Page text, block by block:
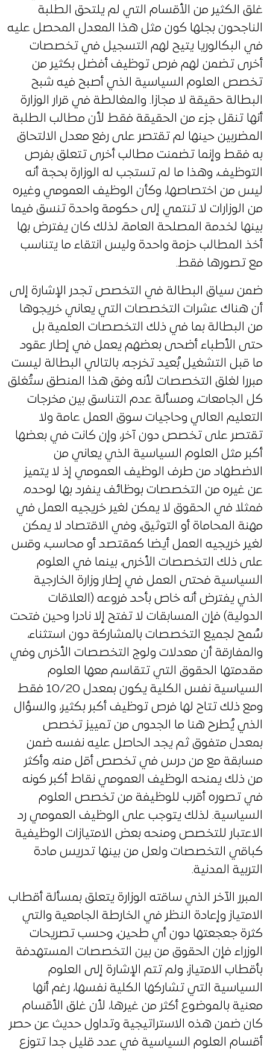
غلق الكثير من الأقسام التي لم يلتحق الطلبة
الناجحون بجلها كون مثل هذا المعدل المحصل عليه
في البكالوريا يتيح لهم التسجيل في تخصصات
أخرى تضمن لهم فرص توظيف أفضل بكثير من
تخصص العلوم السياسية الذي أصبح فيه شبح
البطالة حقيقة لا مجازا. والمغالطة في قرار الوزارة
أنها تنقل جزء من الحقيقة فقط لأن مطالب الطلبة
المضربين حينها لم تقتصر على رفع معدل الالتحاق
به فقط وإنما تضمنت مطالب أخرى تتعلق بفرص
التوظيف، وهذا ما لم تستجب له الوزارة بحجة أنه
ليس من اختصاصها، وكأن الوظيف العمومي وغيره
من الوزارات لا تنتمي إلى حكومة واحدة تنسق فيما
بينها لخدمة المصلحة العامة، لذلك كان يفترض بها
أخذ المطالب حزمة واحدة وليس انتقاء ما يتناسب
مع تصورها فقط.
ضمن سياق البطالة في التخصص تجدر الإشارة إلى
أن هناك عشرات التخصصات التي يعاني خريجوها
من البطالة بما في ذلك التخصصات العلمية بل
حتى الأطباء أضحى بعضهم يعمل في إطار عقود
ما قبل التشغيل بُعيد تخرجه، بالتالي البطالة ليست
مبررا لغلق التخصصات لأنه وفق هذا المنطق ستُغلق
كل الجامعات، ومسألة عدم التناسق بين مخرجات
التعليم العالي وحاجيات سوق العمل عامة ولا
تقتصر على تخصص دون آخر، وإن كانت في بعضها
أكبر مثل العلوم السياسية الذي يعاني من
الاضطهاد من طرف الوظيف العمومي إذ لا يتميز
عن غيره من التخصصات بوظائف ينفرد بها لوحده،
فمثلا في الحقوق لا يمكن لغير خريجيه العمل في
مهنة المحاماة أو التوثيق، وفي الاقتصاد لا يمكن
لغير خريجيه العمل أيضا كمقتصد أو محاسب، وقس
على ذلك التخصصات الأخرى، بينما في العلوم
السياسية فحتى العمل في إطار وزارة الخارجية
الذي يفترض أنه خاص بأحد فروعه (العلاقات
الدولية) فإن المسابقات لا تفتح إلا نادرا وحين فتحت
سُمح لجميع التخصصات بالمشاركة دون استثناء،
والمفارقة أن معدلات ولوج التخصصات الأخرى وفي
مقدمتها الحقوق التي تتقاسم معها العلوم
السياسية نفس الكلية يكون بمعدل 10/20 فقط
ومع ذلك تتاح لها فرص توظيف أكبر بكثير، والسؤال
الذي يُطرح هنا ما الجدوى من تمييز تخصص
بمعدل متفوق ثم يجد الحاصل عليه نفسه ضمن
مسابقة مع من درس في تخصص أقل منه، وأكثر
من ذلك يمنحه الوظيف العمومي نقاط أكبر كونه
في تصوره أقرب للوظيفة من تخصص العلوم
السياسية. لذلك يتوجب على الوظيف العمومي رد
الاعتبار للتخصص ومنحه بعض الامتيازات الوظيفية
كباقي التخصصات ولعل من بينها تدريس مادة
التربية المدنية.
المبرر الآخر الذي ساقته الوزارة يتعلق بمسألة أقطاب
الامتياز وإعادة النظر في الخارطة الجامعية والتي
كثرة جعجعتها دون أي طحين، وحسب تصريحات
الوزراء فإن الحقوق من بين التخصصات المستهدفة
بأقطاب الامتياز، ولم تتم الإشارة إلى العلوم
السياسية التي تشاركها الكلية نفسها، رغم أنها
معنية بالموضوع أكثر من غيرها، لأن غلق الأقسام
كان ضمن هذه الاستراتيجية وتداول حديث عن حصر
أقسام العلوم السياسية في عدد قليل جدا تتوزع